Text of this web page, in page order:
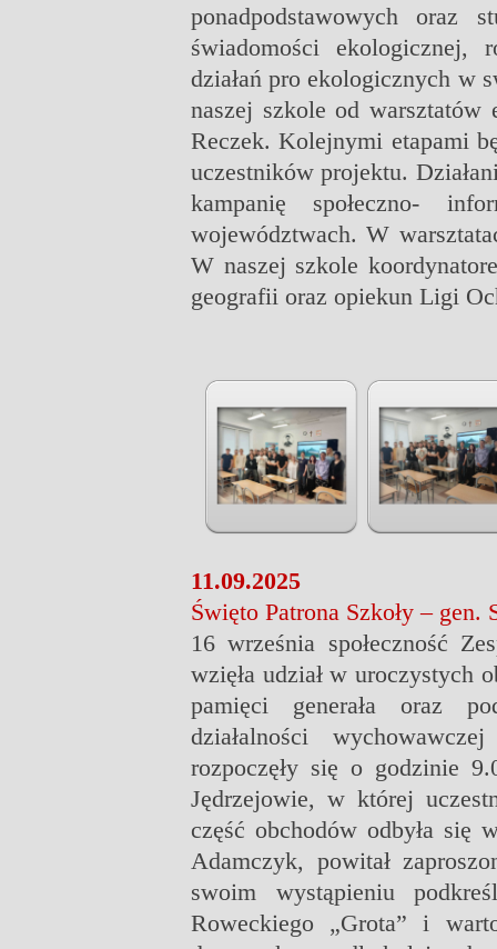
ponadpodstawowych oraz
świadomości ekologicznej,
działań pro ekologicznych w
naszej szkole od warsztatów
Reczek. Kolejnymi etapami
uczestników projektu.
kampanię społeczno-
województwach. W
W naszej szkole
geografii oraz opiekun Ligi
11.09.2025
Święto Patrona Szkoły – gen.
16 września społeczność
wzięła udział w uroczystych
pamięci generała oraz
działalności
rozpoczęły się o godzinie
Jędrzejowie, w której
część obchodów odbyła się
Adamczyk, powitał
swoim wystąpieniu
Roweckiego „Grota” i